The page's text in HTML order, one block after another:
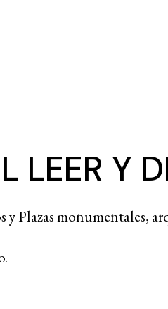
LEER Y
Plazas monumentales,